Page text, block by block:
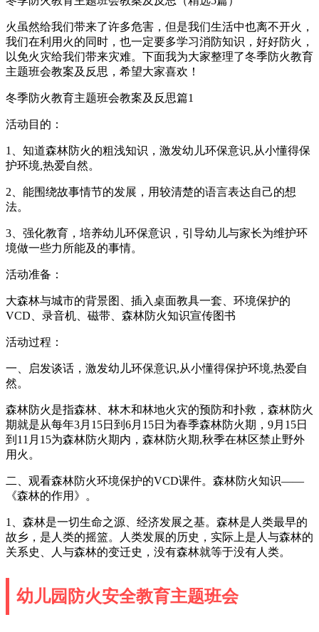
火虽然给我们带来了许多危害，但是我们生活中也离不开火，
我们在利用火的同时，也一定要多学习消防知识，好好防火，
以免火灾给我们带来灾难。下面我为大家整理了冬季防火教育
主题班会教案及反思，希望大家喜欢！
冬季防火教育主题班会教案及反思篇1
活动目的：
1、知道森林防火的粗浅知识，激发幼儿环保意识,从小懂得保
护环境,热爱自然。
2、能围绕故事情节的发展，用较清楚的语言表达自己的想
法。
3、强化教育，培养幼儿环保意识，引导幼儿与家长为维护环
境做一些力所能及的事情。
活动准备：
大森林与城市的背景图、插入桌面教具一套、环境保护的
VCD、录音机、磁带、森林防火知识宣传图书
活动过程：
一、启发谈话，激发幼儿环保意识,从小懂得保护环境,热爱自
然。
森林防火是指森林、林木和林地火灾的预防和扑救，森林防火
期就是从每年3月15日到6月15日为春季森林防火期，9月15日
到11月15为森林防火期内，森林防火期,秋季在林区禁止野外
用火。
二、观看森林防火环境保护的VCD课件。森林防火知识——
《森林的作用》。
1、森林是一切生命之源、经济发展之基。森林是人类最早的
故乡，是人类的摇篮。人类发展的历史，实际上是人与森林的
关系史、人与森林的变迁史，没有森林就等于没有人类。
幼儿园防火安全教育主题班会